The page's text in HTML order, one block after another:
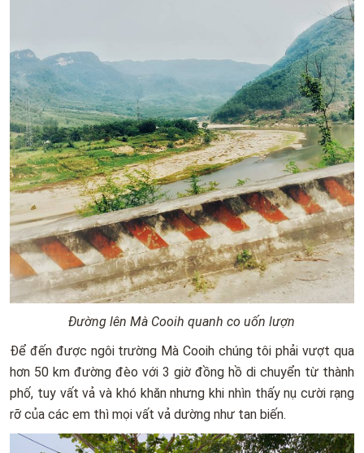
Đường lên Mà Cooih quanh co uốn lượn
Để đến được ngôi trường Mà Cooih chúng tôi phải vượt qua
hơn 50 km đường đèo với 3 giờ đồng hồ di chuyển từ thành
phố, tuy vất vả và khó khăn nhưng khi nhìn thấy nụ cười rạng
rỡ của các em thì mọi vất vả dường như tan biến.